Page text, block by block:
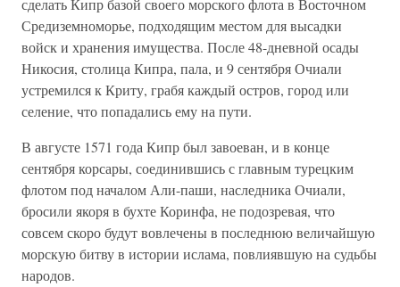
сделать Кипр базой своего морского флота в Восточном
Средиземноморье, подходящим местом для высадки
войск и хранения имущества. После 48-дневной осады
Никосия, столица Кипра, пала, и 9 сентября Очиали
устремился к Криту, грабя каждый остров, город или
селение, что попадались ему на пути.
В августе 1571 года Кипр был завоеван, и в конце
сентября корсары, соединившись с главным турецким
флотом под началом Али-паши, наследника Очиали,
бросили якоря в бухте Коринфа, не подозревая, что
совсем скоро будут вовлечены в последнюю величайшую
морскую битву в истории ислама, повлиявшую на судьбы
народов.